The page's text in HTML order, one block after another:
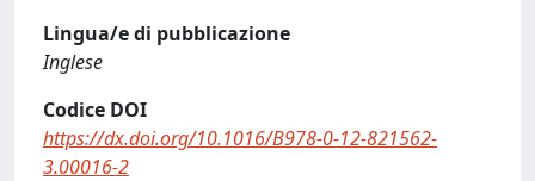
Lingua/e di pubblicazione
Inglese
Codice DOI
https://dx.doi.org/10.1016/B978-0-12-821562-
3.00016-2